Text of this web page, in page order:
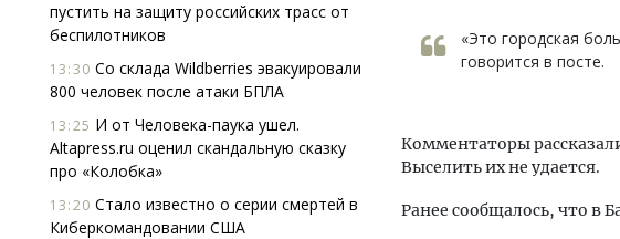
пустить на защиту российских трасс от
беспилотников
13:30 Со склада Wildberries эвакуировали
800 человек после атаки БПЛА
13:25 И от Человека-паука ушел.
Altapress.ru оценил скандальную сказку
про «Колобка»
13:20 Стало известно о серии смертей в
Киберкомандовании США
«Это городская
говорится в посте.
Комментаторы
Выселить их не удается.
Ранее сообщалось, что в